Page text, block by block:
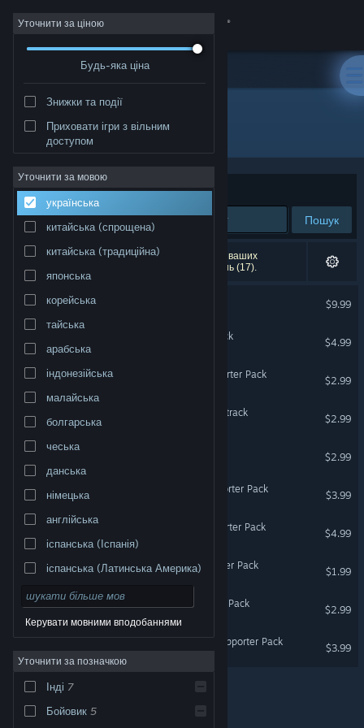
Увійти
Крамниця
Інформація
Підтримка
Змінити мову
Переглянути повну версію
© Valve Corporation. Усі права захищено. Усі
торговельні марки є власністю відповідних власників
у США та інших країнах.
Уточнити за ціною
Будь-яка ціна
Знижки та події
Приховати ігри з вільним
доступом
Уточнити за мовою
українська
китайська (спрощена)
китайська (традиційна)
японська
корейська
тайська
арабська
індонезійська
малайська
болгарська
чеська
данська
німецька
англійська
іспанська (Іспанія)
іспанська (Латинська Америка)
Керувати мовними вподобаннями
Уточнити за позначкою
Інді 7
Бойовик 5
Розробник: Pixeljam
Упорядкувати за доречністю
Пошук
Результатів вашого пошуку: 10. Відповідно до ваших
уподобань було виключено кілька найменувань (17).
$9.99
Utopia Must Fall Soundtrack
$4.99
Dino Run DX OST & Supporter Pack
$2.99
Dino Jump Deluxe - Soundtrack
$2.99
$2.99
Gamma Bros OST & Supporter Pack
$3.99
Last Horizon OST & Supporter Pack
$4.99
Potatoman OST & Supporter Pack
$1.99
Snowball OST & Supporter Pack
$2.99
Glorkian Warrior OST & Supporter Pack
$3.99